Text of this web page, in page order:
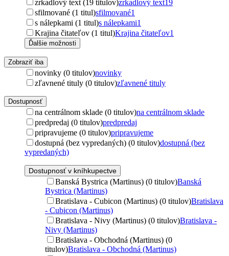
zrkadlový text (19 titulov)zrkadlový text19
sfilmované (1 titul)sfilmované1
s nálepkami (1 titul)s nálepkami1
Krajina čitateľov (1 titul)Krajina čitateľov1
Ďalšie možnosti
Zobraziť iba
novinky (0 titulov)novinky
zľavnené tituly (0 titulov)zľavnené tituly
Dostupnosť
na centrálnom sklade (0 titulov)na centrálnom sklade
predpredaj (0 titulov)predpredaj
pripravujeme (0 titulov)pripravujeme
dostupná (bez vypredaných) (0 titulov)dostupná (bez
vypredaných)
Dostupnosť v kníhkupectve
Banská Bystrica (Martinus) (0 titulov)Banská
Bystrica (Martinus)
Bratislava - Cubicon (Martinus) (0 titulov)Bratislava
- Cubicon (Martinus)
Bratislava - Nivy (Martinus) (0 titulov)Bratislava -
Nivy (Martinus)
Bratislava - Obchodná (Martinus) (0
titulov)Bratislava - Obchodná (Martinus)